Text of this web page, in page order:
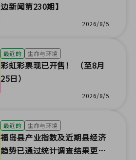
边新闻第230期】
2026/8/5
最近的 生命与环境
彩虹彩票现已开售！ （至8月
25日）
2026/8/5
最近的 生命与环境
福岛县产业指数及近期县经济
趋势已通过统计调查结果更